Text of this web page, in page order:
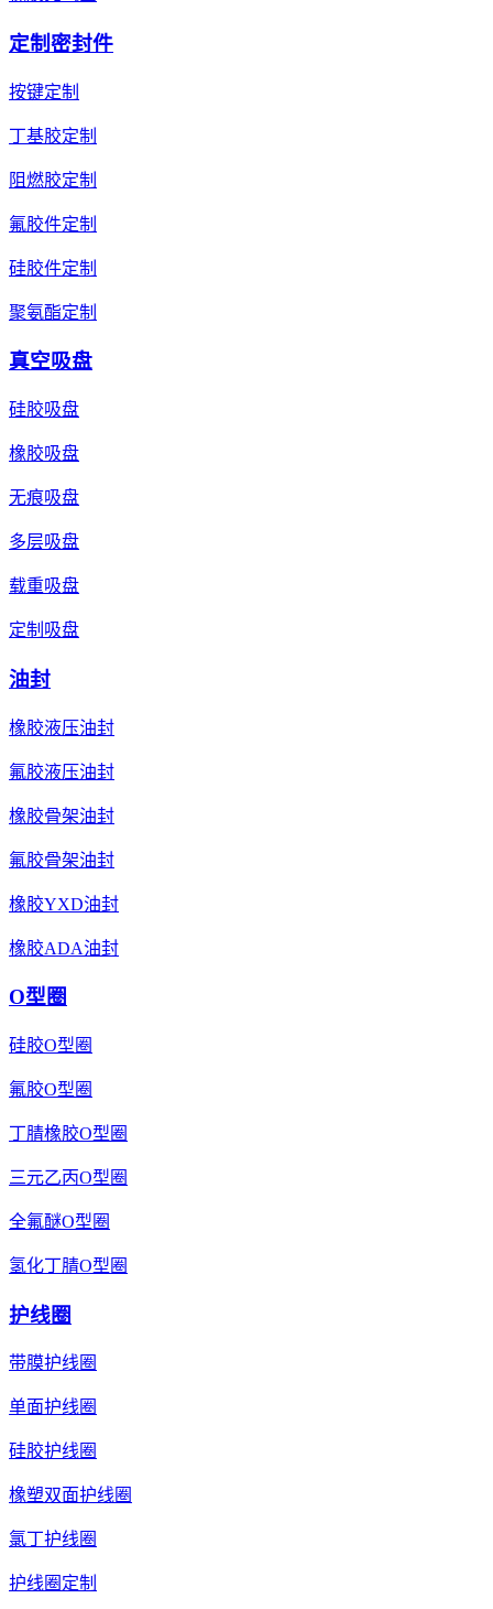
定制密封件
按键定制
丁基胶定制
阻燃胶定制
氟胶件定制
硅胶件定制
聚氨酯定制
真空吸盘
硅胶吸盘
橡胶吸盘
无痕吸盘
多层吸盘
载重吸盘
定制吸盘
油封
橡胶液压油封
氟胶液压油封
橡胶骨架油封
氟胶骨架油封
橡胶YXD油封
橡胶ADA油封
O型圈
硅胶O型圈
氟胶O型圈
丁腈橡胶O型圈
三元乙丙O型圈
全氟醚O型圈
氢化丁腈O型圈
护线圈
带膜护线圈
单面护线圈
硅胶护线圈
橡塑双面护线圈
氯丁护线圈
护线圈定制